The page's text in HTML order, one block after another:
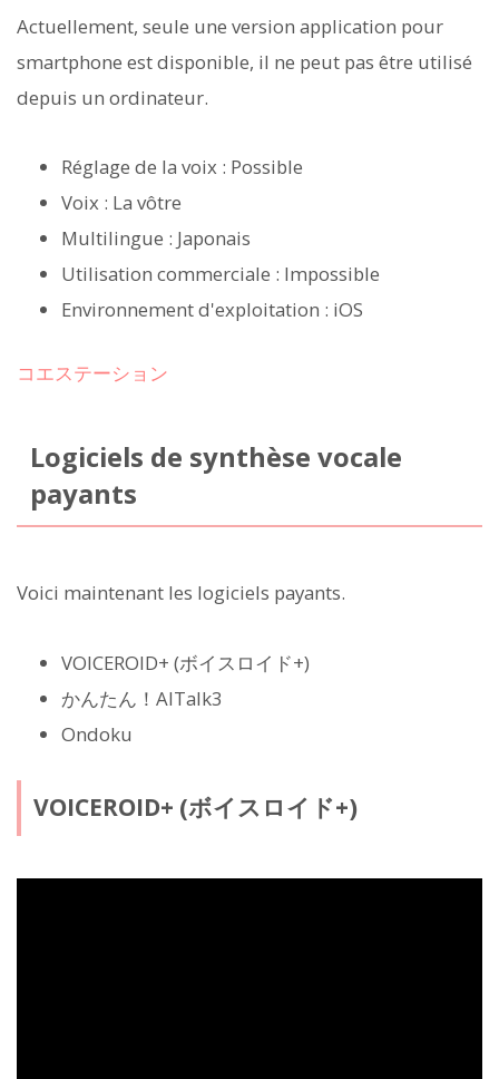
Actuellement, seule une version application pour
smartphone est disponible, il ne peut pas être utilisé
depuis un ordinateur.
Réglage de la voix : Possible
Voix : La vôtre
Multilingue : Japonais
Utilisation commerciale : Impossible
Environnement d'exploitation : iOS
コエステーション
Logiciels de synthèse vocale
payants
Voici maintenant les logiciels payants.
VOICEROID+ (ボイスロイド+)
かんたん！AITalk3
Ondoku
VOICEROID+ (ボイスロイド+)